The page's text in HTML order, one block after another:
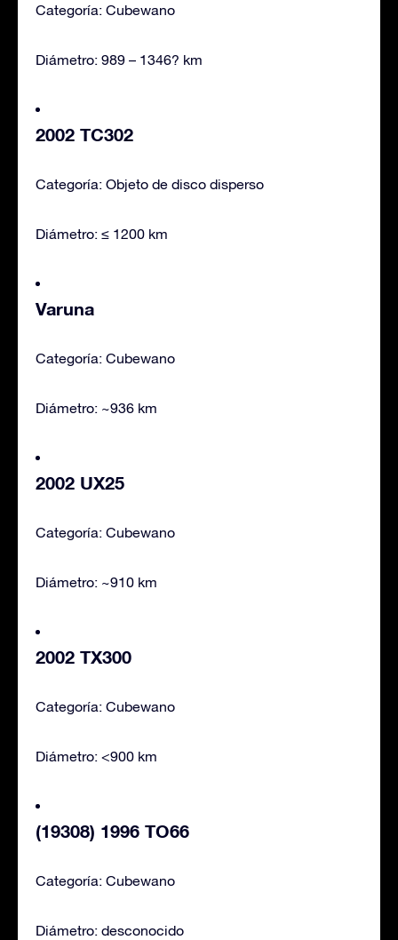
Categoría: Cubewano
Diámetro: 989 – 1346? km
2002 TC302
Categoría: Objeto de disco disperso
Diámetro: ≤ 1200 km
Varuna
Categoría: Cubewano
Diámetro: ~936 km
2002 UX25
Categoría: Cubewano
Diámetro: ~910 km
2002 TX300
Categoría: Cubewano
Diámetro: <900 km
(19308) 1996 TO66
Categoría: Cubewano
Diámetro: desconocido